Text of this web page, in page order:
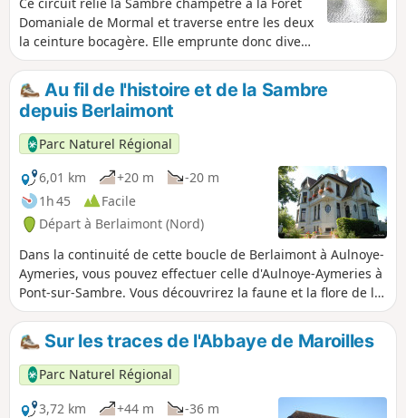
Domaniale de Mormal et traverse entre les deux
la ceinture bocagère. Elle emprunte donc divers
chemins et routes et traverse un paysage varié.
Le patrimoine naturel et fluvial anime une
grande partie du parcours.
Au fil de l'histoire et de la Sambre
depuis Berlaimont
Parc Naturel Régional
6,01 km
+20 m
-20 m
1h 45
Facile
Départ à Berlaimont (Nord)
Dans la continuité de cette boucle de Berlaimont à Aulnoye-
Aymeries, vous pouvez effectuer celle d'Aulnoye-Aymeries à
Pont-sur-Sambre. Vous découvrirez la faune et la flore de la
Sambre ainsi que des éléments du patrimoine culturel des
trois communes.
Sur les traces de l'Abbaye de Maroilles
Parc Naturel Régional
3,72 km
+44 m
-36 m